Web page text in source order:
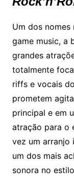
Um dos nomes
game music, a
grandes
totalmente
riffs e vocais
prometem
principal e em
atração para o
vez um arranjo
um dos mais
sonora no